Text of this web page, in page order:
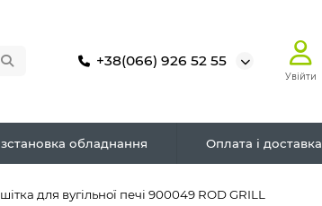
+38(066) 926 52 55
Увійти
обладнання Оплата і доставка
для вугільної печі 900049 ROD GRILL